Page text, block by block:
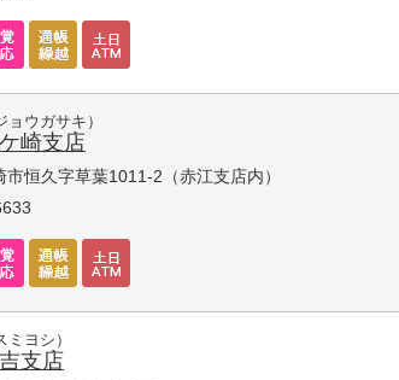
ョウガサキ）
崎支店
市恒久字草葉1011-2（赤江支店内）
ミヨシ）
支店